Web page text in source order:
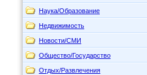
Наука/Образование
Недвижимость
Новости/СМИ
Общество/Государство
Отдых/Развлечения